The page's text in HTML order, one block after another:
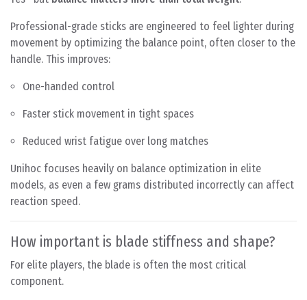
Professional-grade sticks are engineered to feel lighter during
movement by optimizing the balance point, often closer to the
handle. This improves:
One-handed control
Faster stick movement in tight spaces
Reduced wrist fatigue over long matches
Unihoc focuses heavily on balance optimization in elite
models, as even a few grams distributed incorrectly can affect
reaction speed.
How important is blade stiffness and shape?
For elite players, the blade is often the most critical
component.